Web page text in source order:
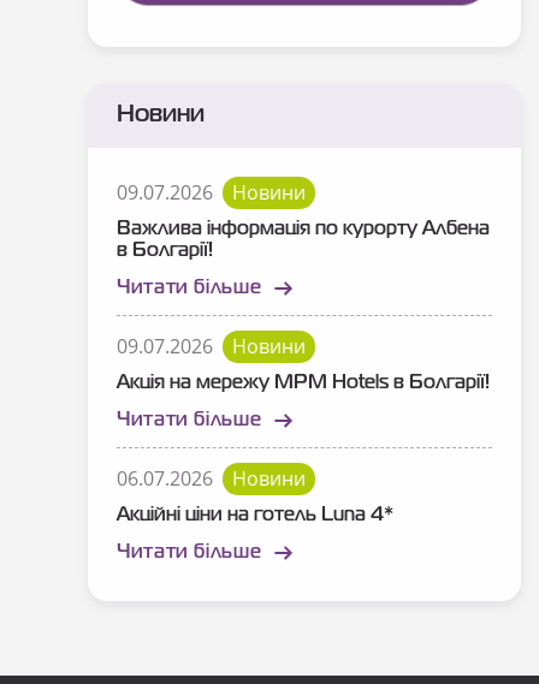
Новини
09.07.2026 Новини
Важлива інформація по курорту Албена
в Болгарії!
Читати більше
09.07.2026 Новини
Акція на мережу MPM Hotels в Болгарії!
Читати більше
06.07.2026 Новини
Акційні ціни на готель Luna 4*
Читати більше